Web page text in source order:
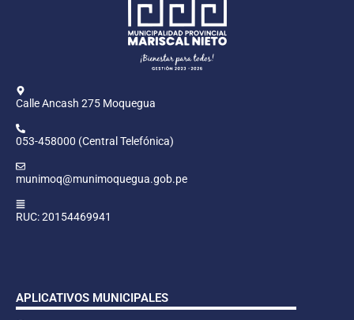
Calle Ancash 275 Moquegua
053-458000 (Central Telefónica)
munimoq@munimoquegua.gob.pe
RUC: 20154469941
APLICATIVOS MUNICIPALES